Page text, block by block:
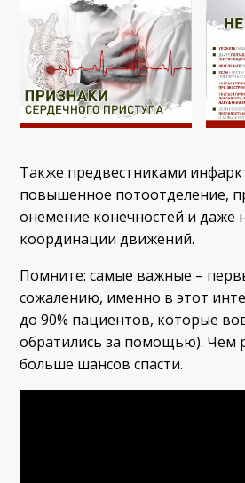
Также предвестниками
повышенное потоотделение,
онемение конечностей и даже
координации движений.
Помните: самые важные –
сожалению, именно в этот
до 90% пациентов, которые
обратились за помощью). Чем
больше шансов спасти.